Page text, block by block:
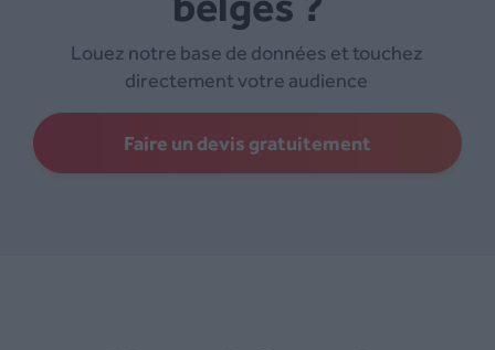
Louez notre base de données et touchez
directement votre audience
Faire un devis gratuitement